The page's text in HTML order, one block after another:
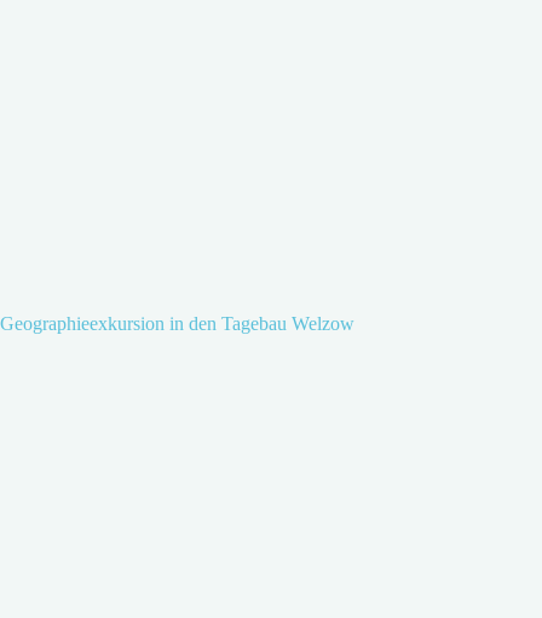
Geographieexkursion in den Tagebau Welzow